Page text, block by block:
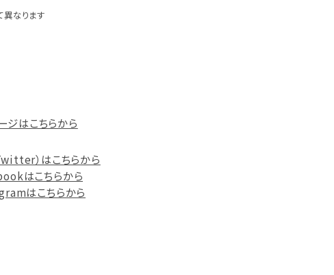
異なります
ジはこちらから
）はこちらから
はこちらから
はこちらから